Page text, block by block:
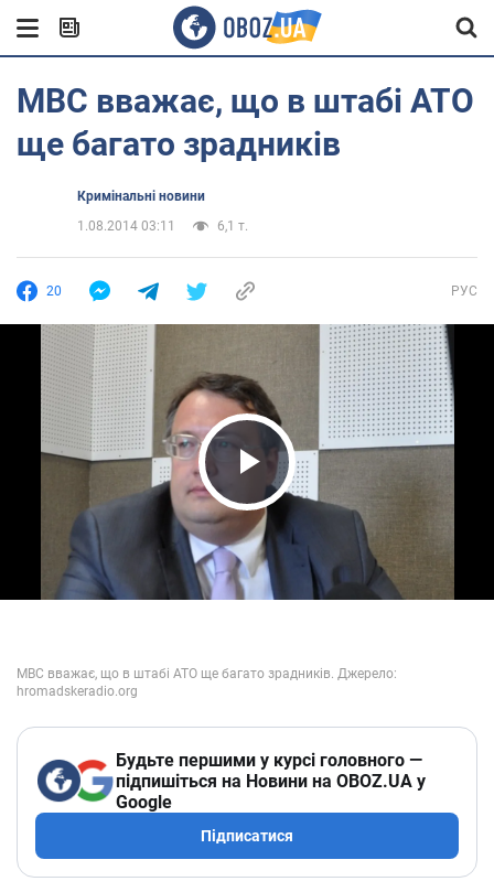
МВС вважає, що в штабі АТО
ще багато зрадників
Кримінальні новини
1.08.2014 03:11
6,1 т.
20 РУС
Play Video
Будьте першими у курсі головного —
підпишіться на Новини на OBOZ.UA у
Google
Підписатися